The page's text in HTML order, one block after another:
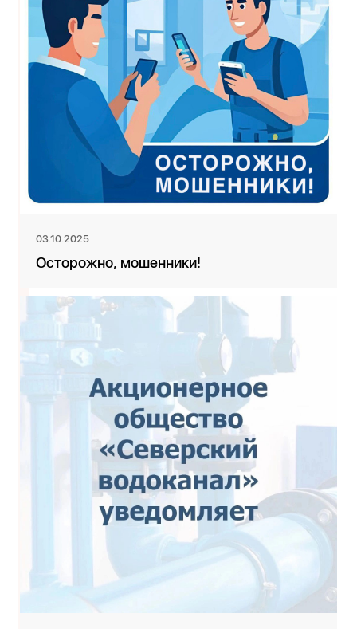
03.10.2025
Осторожно, мошенники!